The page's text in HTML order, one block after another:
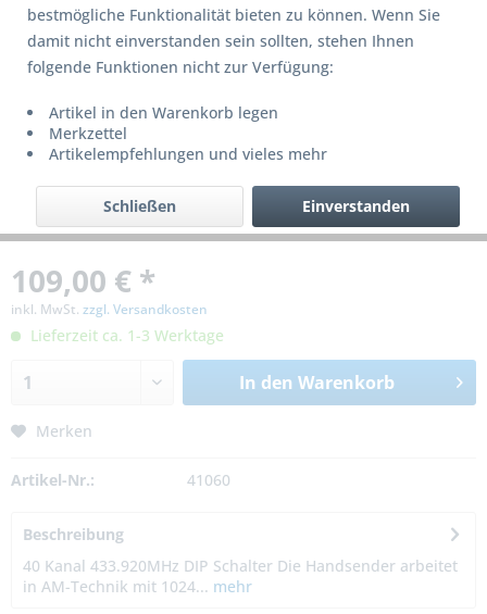
109,00 € *
inkl. MwSt. zzgl. Versandkosten
Lieferzeit ca. 1-3 Werktage
In den Warenkorb
Merken
Artikel-Nr.: 41060
Beschreibung
40 Kanal 433.920MHz DIP Schalter Die Handsender arbeitet
in AM-Technik mit 1024... mehr
bestmögliche Funktionalität bieten zu können. Wenn Sie
damit nicht einverstanden sein sollten, stehen Ihnen
folgende Funktionen nicht zur Verfügung:
Artikel in den Warenkorb legen
Merkzettel
Artikelempfehlungen und vieles mehr
Einverstanden
Schließen